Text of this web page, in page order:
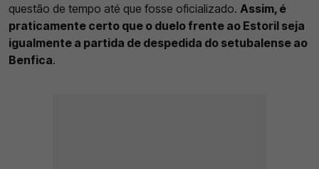
questão de tempo até que fosse oficializado. Assim, é
praticamente certo que o duelo frente ao Estoril seja
igualmente a partida de despedida do setubalense ao
Benfica.